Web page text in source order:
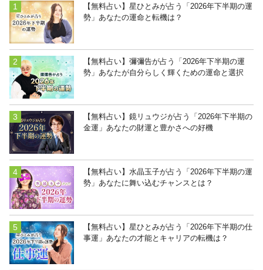
【無料占い】星ひとみが占う「2026年下半期の運
勢」あなたの運命と転機は？
【無料占い】彌彌告が占う「2026年下半期の運
勢」あなたが自分らしく輝くための運命と選択
【無料占い】鏡リュウジが占う「2026年下半期の
金運」あなたの財運と豊かさへの好機
【無料占い】水晶玉子が占う「2026年下半期の運
勢」あなたに舞い込むチャンスとは？
【無料占い】星ひとみが占う「2026年下半期の仕
事運」あなたの才能とキャリアの転機は？